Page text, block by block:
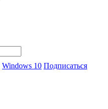
Windows 10 Подписаться